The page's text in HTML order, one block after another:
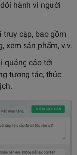
hành vi người
truy cập, bao gồm
xem sản phẩm, v.v.
quảng cáo tới
tương tác, thúc